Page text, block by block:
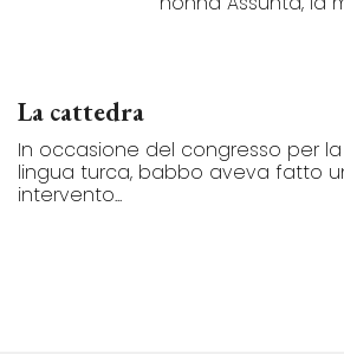
La cattedra
In occasione del congresso per
lingua turca, babbo aveva fatto
intervento...